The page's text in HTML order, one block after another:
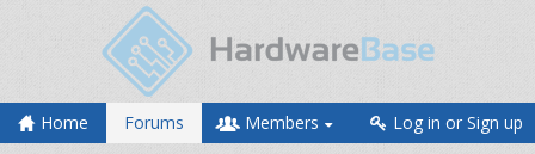
Home Forums Members Log in or Sign up